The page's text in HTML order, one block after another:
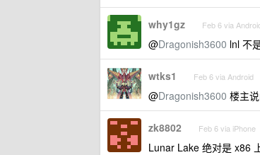
why1gz Feb 6 via
@Dragonish3600 lnl 不
wtks1 Feb 6 via Android
@Dragonish3600 楼主
zk8802 Feb 6 via iPhone
Lunar Lake 绝对是 x86